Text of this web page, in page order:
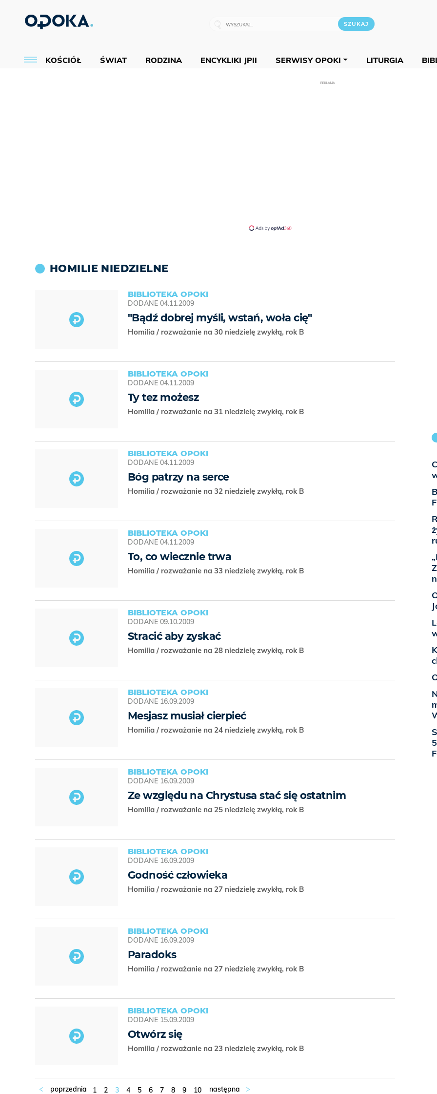
KOŚCIÓŁ ŚWIAT RODZINA ENCYKLIKI JPII SERWISY OPOKI LITURGIA
REKLAMA
HOMILIE NIEDZIELNE
BIBLIOTEKA OPOKI
DODANE 04.11.2009
"Bądź dobrej myśli, wstań, woła cię"
Homilia / rozważanie na 30 niedzielę zwykłą, rok B
BIBLIOTEKA OPOKI
DODANE 04.11.2009
Ty tez możesz
Homilia / rozważanie na 31 niedzielę zwykłą, rok B
BIBLIOTEKA OPOKI
DODANE 04.11.2009
Bóg patrzy na serce
Homilia / rozważanie na 32 niedzielę zwykłą, rok B
BIBLIOTEKA OPOKI
DODANE 04.11.2009
To, co wiecznie trwa
Homilia / rozważanie na 33 niedzielę zwykłą, rok B
BIBLIOTEKA OPOKI
DODANE 09.10.2009
Stracić aby zyskać
Homilia / rozważanie na 28 niedzielę zwykłą, rok B
BIBLIOTEKA OPOKI
DODANE 16.09.2009
Mesjasz musiał cierpieć
Homilia / rozważanie na 24 niedzielę zwykłą, rok B
BIBLIOTEKA OPOKI
DODANE 16.09.2009
Ze względu na Chrystusa stać się ostatnim
Homilia / rozważanie na 25 niedzielę zwykłą, rok B
BIBLIOTEKA OPOKI
DODANE 16.09.2009
Godność człowieka
Homilia / rozważanie na 27 niedzielę zwykłą, rok B
BIBLIOTEKA OPOKI
DODANE 16.09.2009
Paradoks
Homilia / rozważanie na 27 niedzielę zwykłą, rok B
BIBLIOTEKA OPOKI
DODANE 15.09.2009
Otwórz się
Homilia / rozważanie na 23 niedzielę zwykłą, rok B
1 2 3 4 5 6 7 8 9 10